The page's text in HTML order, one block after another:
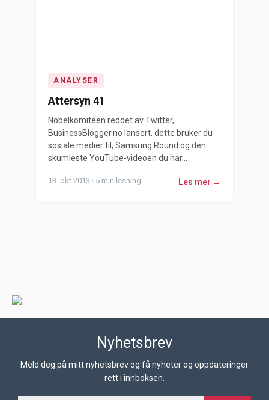
ANALYSER
Attersyn 41
Nobelkomiteen reddet av Twitter,
BusinessBlogger.no lansert, dette bruker du
sosiale medier til, Samsung Round og den
skumleste YouTube-videoen du har...
13. okt 2013 · 5 min lesning Les mer →
Nyhetsbrev
Meld deg på mitt nyhetsbrev og få nyheter og oppdateringer
rett i innboksen.